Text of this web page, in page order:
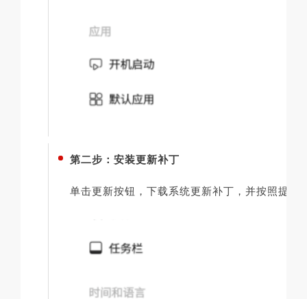
第二步：安装更新补丁
单击更新按钮，下载系统更新补丁，并按照提示